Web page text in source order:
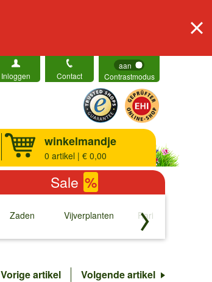
Inloggen Contact
aan
Contrastmodus
winkelmandje
0 artikel | € 0,00
Sale %
Zaden Vijverplanten
↓
Rariteiten
↓
Vorige artikel Volgende artikel